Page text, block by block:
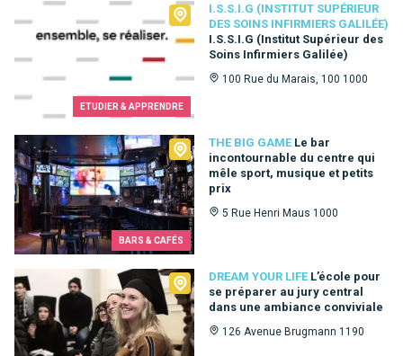
ETUDIER & APPRENDRE
I.S.S.I.G (INSTITUT SUPÉRIEUR
DES SOINS INFIRMIERS GALILÉE)
I.S.S.I.G (Institut Supérieur des
Soins Infirmiers Galilée)
100 Rue du Marais, 100 1000
I.S.S.I.G (Institut Supérieur des Soins Infirmiers Galilée)
BARS & CAFÉS
THE BIG GAME Le bar
incontournable du centre qui
mêle sport, musique et petits
prix
5 Rue Henri Maus 1000
The Big Game
DREAM YOUR LIFE L’école pour
se préparer au jury central
dans une ambiance conviviale
126 Avenue Brugmann 1190
Dream Your Life